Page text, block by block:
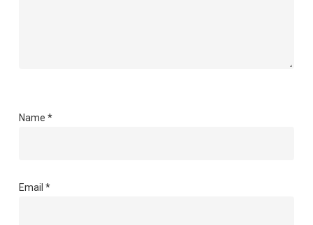
Name *
Email *